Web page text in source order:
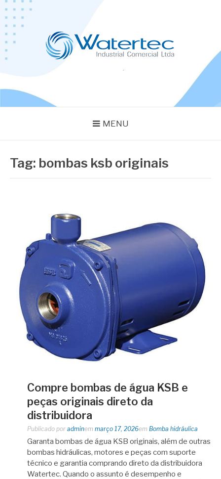
Pular
para
conteúdo
MENU
Tag: bombas ksb originais
Compre bombas de água KSB e
peças originais direto da
distribuidora
Publicado por adminem março 17, 2026em Bomba hidráulica
Garanta bombas de água KSB originais, além de outras
bombas hidráulicas, motores e peças com suporte
técnico e garantia comprando direto da distribuidora
Watertec. Quando o assunto é desempenho e